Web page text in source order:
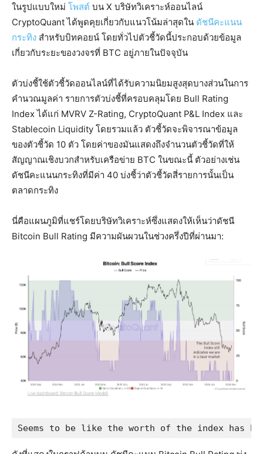
ในรูปแบบใหม่ โพสต์ บน X บริษัทวิเคราะห์ออนไลน์
CryptoQuant ได้พูดคุยเกี่ยวกับแนวโน้มล่าสุดใน ดัชนีคะแนน
กระทิง สำหรับบิทคอยน์ โดยทั่วไปตัวชี้วัดนี้ประกอบด้วยข้อมูล
เกี่ยวกับระยะของวงจรที่ BTC อยู่ภายในปัจจุบัน
ตัวบ่งชี้ใช้ตัวชี้วัดออนไลน์ที่ได้รับความนิยมสูงสุดบางส่วนในการ
คำนวณมูลค่า รายการตัวบ่งชี้ที่ครอบคลุมโดย Bull Rating
Index ได้แก่ MVRV Z-Rating, CryptoQuant P&L Index และ
Stablecoin Liquidity โดยรวมแล้ว ตัวชี้วัดจะพิจารณาข้อมูล
ของตัวชี้วัด 10 ตัว โดยค่าของมันแสดงถึงจำนวนตัวชี้วัดที่ให้
สัญญาณเชิงบวกสำหรับเครือข่าย BTC ในขณะนี้ ตัวอย่างเช่น
ดัชนีคะแนนกระทิงที่มีค่า 40 บ่งชี้ว่าตัวชี้วัดสี่รายการนั้นเป็น
ตลาดกระทิง
นี่คือแผนภูมิที่แชร์โดยบริษัทวิเคราะห์ซึ่งแสดงให้เห็นว่าดัชนี
Bitcoin Bull Rating มีความผันผวนในช่วงครึ่งปีที่ผ่านมา:
Seems to be like the worth of the index has